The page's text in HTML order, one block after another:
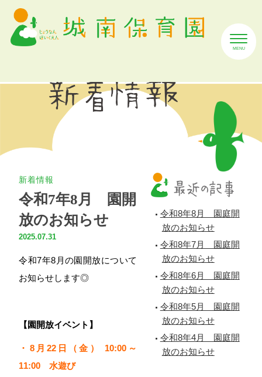
新着情報
令和7年8月 園開
放のお知らせ
2025.07.31
令和7年8月の園開放について
お知らせします◎
【園開放イベント】
・8月22日（金） 10:00～
11:00 水遊び
令和8年8月 園庭開
放のお知らせ
令和8年7月 園庭開
放のお知らせ
令和8年6月 園庭開
放のお知らせ
令和8年5月 園庭開
放のお知らせ
令和8年4月 園庭開
放のお知らせ